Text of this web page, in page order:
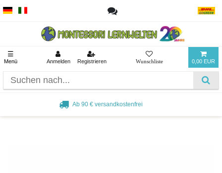
☰
Menü Anmelden Registrieren 0,00 EUR
Beliebt bei Pädagogen und Eltern